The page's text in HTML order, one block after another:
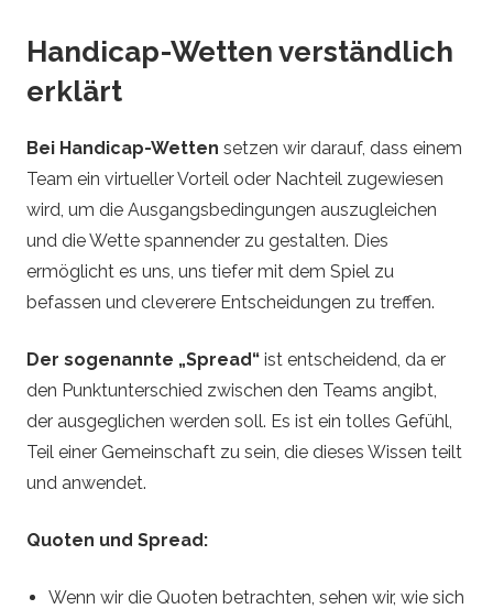
Handicap-Wetten verständlich
erklärt
Bei Handicap-Wetten setzen wir darauf, dass einem
Team ein virtueller Vorteil oder Nachteil zugewiesen
wird, um die Ausgangsbedingungen auszugleichen
und die Wette spannender zu gestalten. Dies
ermöglicht es uns, uns tiefer mit dem Spiel zu
befassen und cleverere Entscheidungen zu treffen.
Der sogenannte „Spread“ ist entscheidend, da er
den Punktunterschied zwischen den Teams angibt,
der ausgeglichen werden soll. Es ist ein tolles Gefühl,
Teil einer Gemeinschaft zu sein, die dieses Wissen teilt
und anwendet.
Quoten und Spread:
Wenn wir die Quoten betrachten, sehen wir, wie sich